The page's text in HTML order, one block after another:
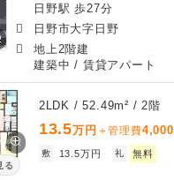
日野駅 歩27分
日野市大字日野
地上2階建
建築中 / 賃貸アパート
る
2LDK / 52.49m² / 2階
13.5万円 ＋管理費4,000
敷 13.5万円 礼 無料